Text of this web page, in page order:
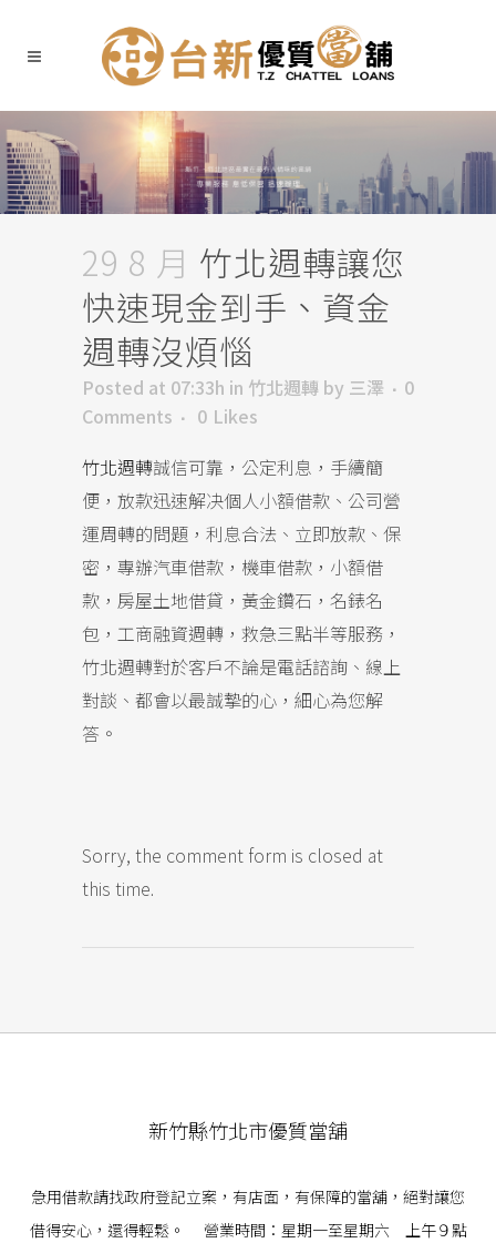
29 8 月 竹北週轉讓您
快速現金到手、資金
週轉沒煩惱
Posted at 07:33h in 竹北週轉 by 三澤
0
Comments
0 Likes
竹北週轉誠信可靠，公定利息，手續簡
便，放款迅速解决個人小額借款、公司營
運周轉的問題，利息合法、立即放款、保
密，專辦汽車借款，機車借款，小額借
款，房屋土地借貸，黃金鑽石，名錶名
包，工商融資週轉，救急三點半等服務，
竹北週轉對於客戶不論是電話諮詢、線上
對談、都會以最誠摯的心，細心為您解
答。
Sorry, the comment form is closed at
this time.
新竹縣竹北市優質當舖
急用借款請找政府登記立案，有店面，有保障的當舖，絕對讓您
借得安心，還得輕鬆。 營業時間：星期一至星期六 上午９點